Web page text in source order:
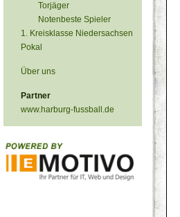
Torjäger
Notenbeste Spieler
1. Kreisklasse Niedersachsen
Pokal
Über uns
Partner
www.harburg-fussball.de